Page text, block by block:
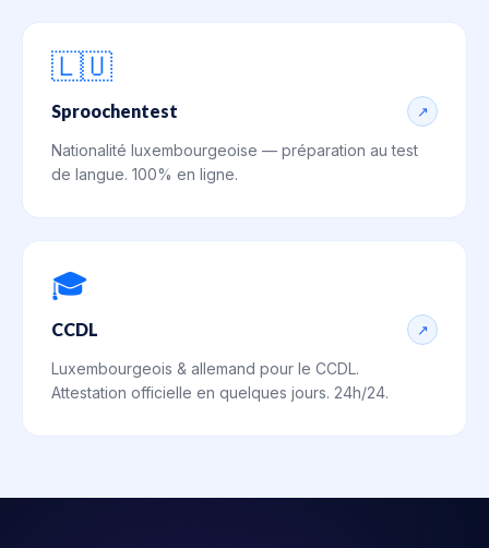
🇱🇺
Sproochentest ↗
Nationalité luxembourgeoise — préparation au test
de langue. 100% en ligne.
🎓
CCDL ↗
Luxembourgeois & allemand pour le CCDL.
Attestation officielle en quelques jours. 24h/24.